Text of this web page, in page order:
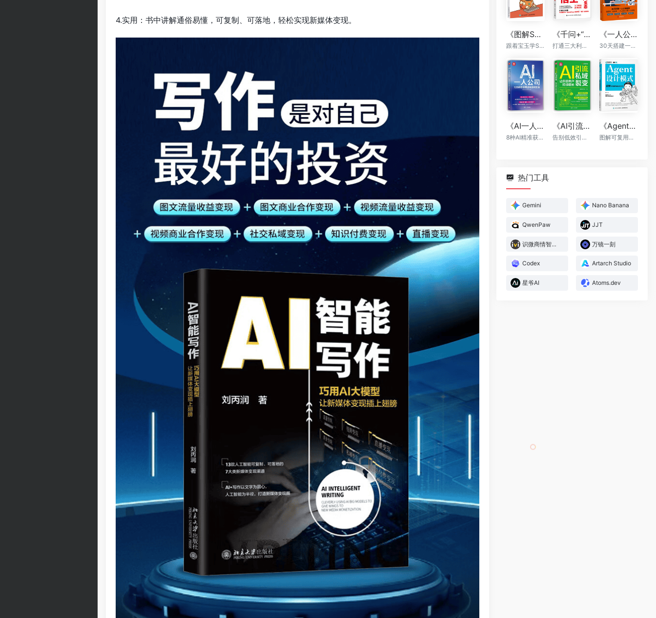
4.实用：书中讲解通俗易懂，可复制、可落地，轻松实现新媒体变现。
《图解Skill：AI提效实战指南》
跟着宝玉学Skill，让你的AI自动出活
《千问+“龙虾”+“悟空”：轻松搞定一人AI生态》
打通三大利器，千问提示词，OpenClaw自动执行，“悟空”全能落地
《一人公司：AI时代普通人的财富新风口》
30天搭建一人公司框架
《AI一人公司：128种商业模式与盈利实操》
8种AI精准获客方法+全程运营辅助，让你一个人活成一支团队
《AI引流私域裂变：让你的客户持续增长》
告别低效引流，AI帮你轻松实现裂变
《Agent设计模式》
图解可复用智能体架构
热门工具
Gemini Nano Banana
QwenPaw JJT
识微商情智能体 万镜一刻
Codex Artarch Studio
星爷AI Atoms.dev